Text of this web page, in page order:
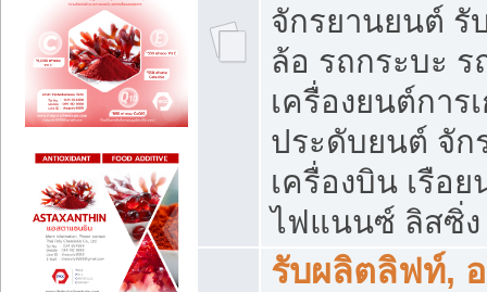
จักรยานยนต์ รั
ล้อ รถกระบะ
เครื่องยนต์การ
ประดับยนต์ จัก
เครื่องบิน เรือ
ไฟแนนซ์ ลิสซิ่ง
รับผลิตลิฟท์,